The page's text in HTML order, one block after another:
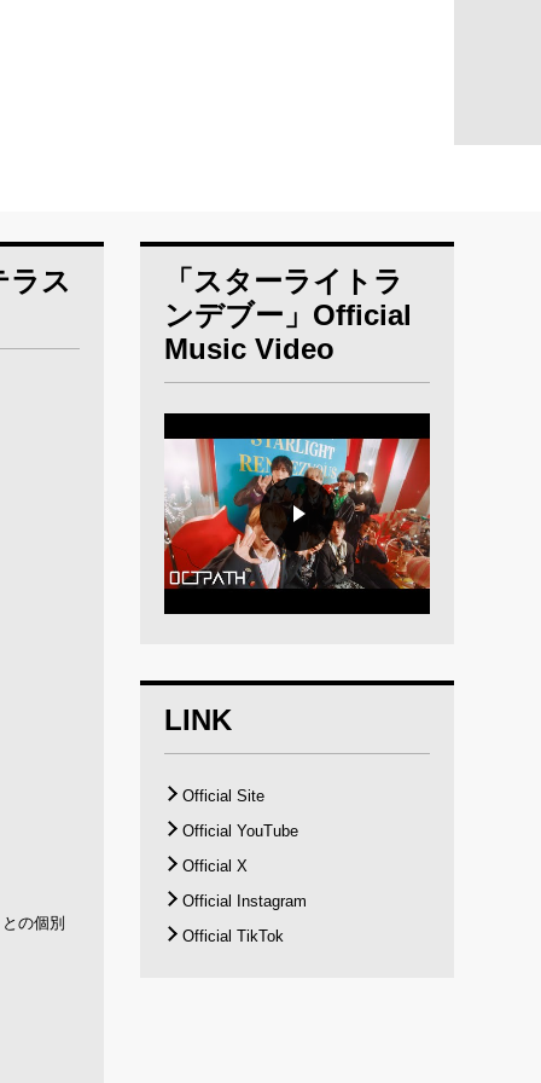
ラス
の個別
「スターライトラ
ンデブー」Official
Music Video
LINK
Official Site
Official YouTube
Official X
Official Instagram
Official TikTok